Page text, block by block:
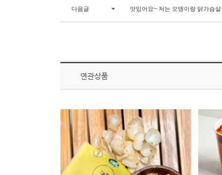
다음글 맛있어요~ 저는 오뎅이랑 닭가슴살
연관상품